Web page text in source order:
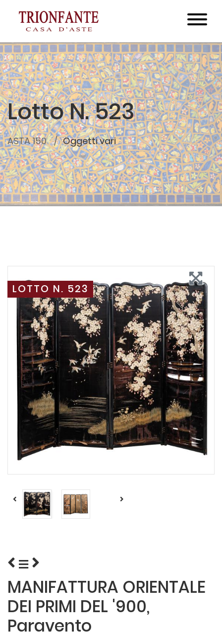
Lotto N. 523
ASTA 150 Oggetti vari
LOTTO N. 523
MANIFATTURA ORIENTALE
DEI PRIMI DEL '900,
Paravento